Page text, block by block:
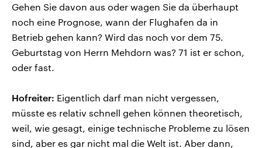
Gehen Sie davon aus oder wagen Sie da überhaupt
noch eine Prognose, wann der Flughafen da in
Betrieb gehen kann? Wird das noch vor dem 75.
Geburtstag von Herrn Mehdorn was? 71 ist er schon,
oder fast.
Hofreiter: Eigentlich darf man nicht vergessen,
müsste es relativ schnell gehen können theoretisch,
weil, wie gesagt, einige technische Probleme zu lösen
sind, aber es gar nicht mal die Welt ist. Aber dann,